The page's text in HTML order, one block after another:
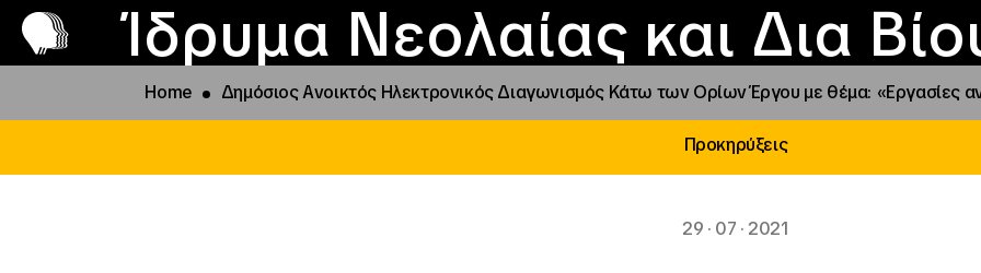
Ίδρυμα Νεολαίας και Δια
Το ΙΝΕΔΙΒΙΜ
Προγράμματα και
Φοιτητικές Εστίες
Παραχώρηση
Νέα
Επικοινωνία
Home Δημόσιος Ανοικτός Ηλεκτρονικός Διαγωνισμός Κάτω των Ορίων Έργου με θέμα: «Εργασίες
Προκηρύξεις
29 · 07 · 2021